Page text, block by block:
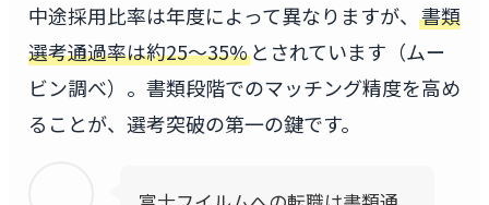
中途採用比率は年度によって異なりますが、 書類
選考通過率は約25〜35%とされています（ムー
ビン調べ）。書類段階でのマッチング精度を高め
ることが、選考突破の第一の鍵です。